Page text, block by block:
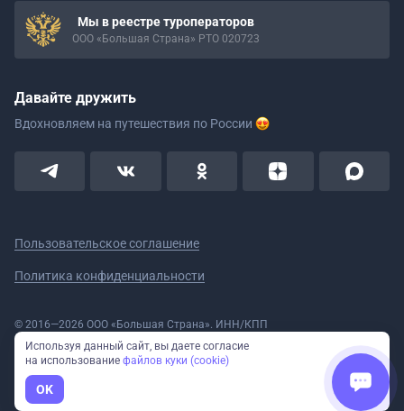
Мы в реестре туроператоров
ООО «Большая Страна» РТО 020723
Давайте дружить
Вдохновляем на путешествия по России
Пользовательское соглашение
Политика конфиденциальности
© 2016—2026 ООО «Большая Страна». ИНН/КПП
5908078160/590801001 ОГРН 1185958020533
Номер в реестре Роскомнадзора № 59-18-006319 (Приказ № 321 от
11.10.2018)
Полное или частичное копирование изображений и текстов возможно
только с указанием активной ссылки на сайт Большая Страна.
Используя данный сайт, вы даете согласие
на использование файлов куки (cookie)
OK